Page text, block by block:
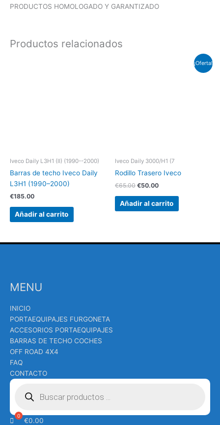
PRODUCTOS HOMOLOGADO Y GARANTIZADO
Productos relacionados
Iveco Daily L3H1 (II) (1990--2000)
Barras de techo Iveco Daily
L3H1 (1990–2000)
€185.00
Añadir al carrito
¡Oferta!
Iveco Daily 3000/H1 (7
Rodillo Trasero Iveco
€65.00 €50.00
Añadir al carrito
MENU
INICIO
PORTAEQUIPAJES FURGONETA
ACCESORIOS PORTAEQUIPAJES
BARRAS DE TECHO COCHES
OFF ROAD 4X4
FAQ
CONTACTO
Búsqueda
productos
€0.00